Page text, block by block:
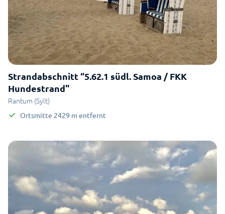
Strandabschnitt “5.62.1 südl. Samoa / FKK
Hundestrand"
Rantum (Sylt)
Ortsmitte 2429 m entfernt